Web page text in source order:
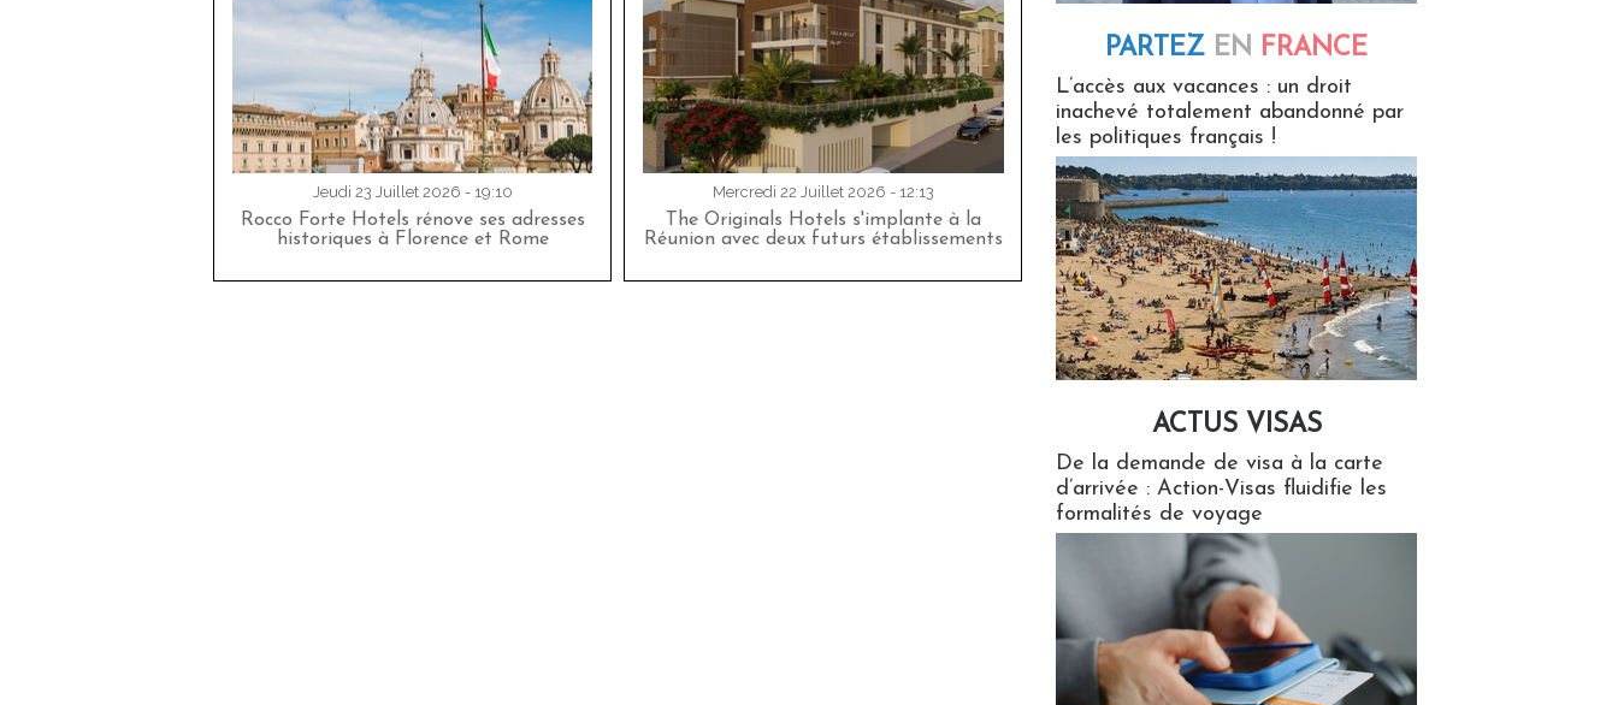
Jeudi 23 Juillet 2026 - 19:10
Rocco Forte Hotels rénove ses adresses
historiques à Florence et Rome
Mercredi 22 Juillet 2026 - 12:13
The Originals Hotels s'implante à la
Réunion avec deux futurs établissements
PARTEZ EN FRANCE
L’accès aux vacances : un droit
inachevé totalement abandonné par
les politiques français !
ACTUS VISAS
De la demande de visa à la carte
d’arrivée : Action-Visas fluidifie les
formalités de voyage